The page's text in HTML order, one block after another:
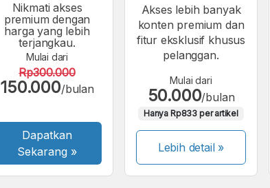
A
Font
A A
Nikmati akses
premium dengan
harga yang lebih
terjangkau.
Mulai dari
Rp300.000
150.000/bulan
Dapatkan
Sekarang »
Akses lebih banyak
konten premium dan
fitur eksklusif khusus
pelanggan.
Mulai dari
50.000/bulan
Hanya Rp833 per artikel
Lebih detail »